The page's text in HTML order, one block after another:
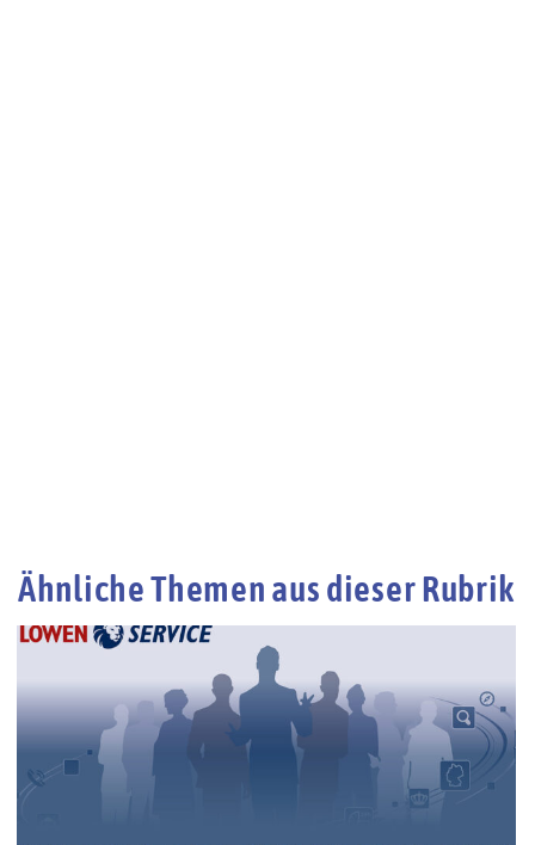
Ähnliche Themen aus dieser Rubrik